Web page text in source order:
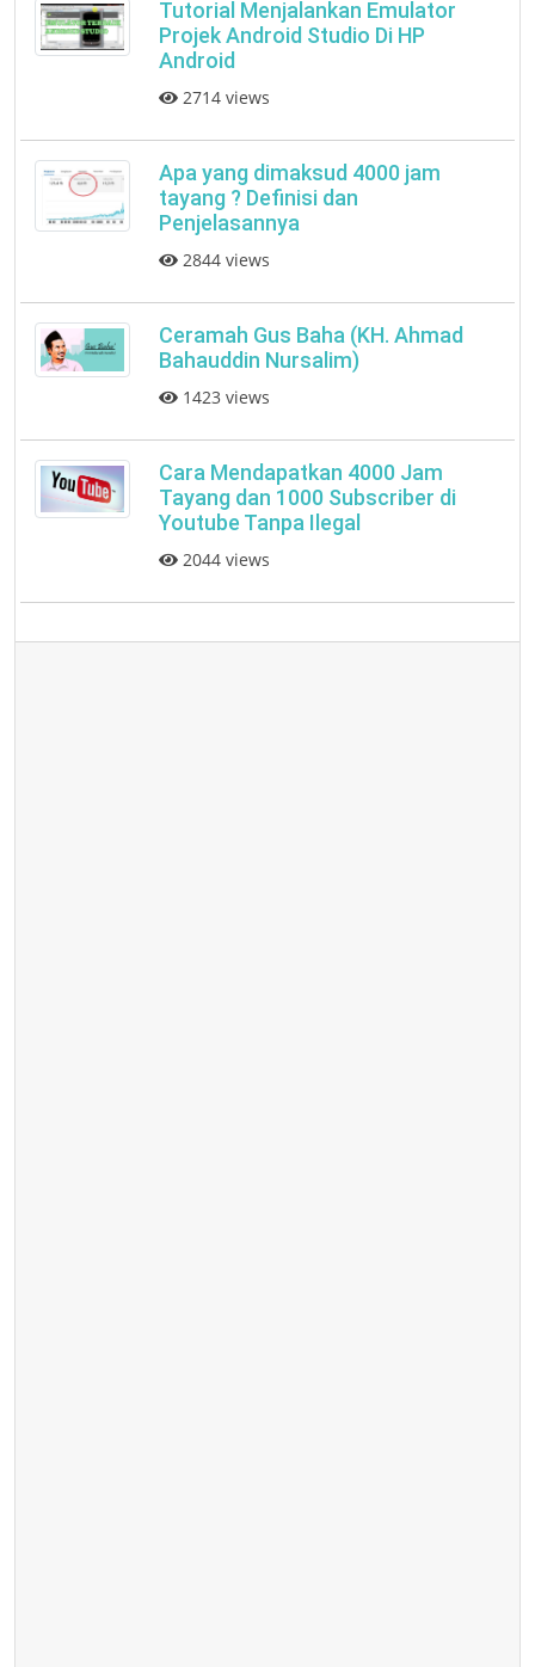
Tutorial Menjalankan Emulator
Projek Android Studio Di HP
Android
2714 views
Apa yang dimaksud 4000 jam
tayang ? Definisi dan
Penjelasannya
2844 views
Ceramah Gus Baha (KH. Ahmad
Bahauddin Nursalim)
1423 views
Cara Mendapatkan 4000 Jam
Tayang dan 1000 Subscriber di
Youtube Tanpa Ilegal
2044 views